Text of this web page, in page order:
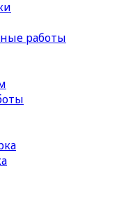
работы